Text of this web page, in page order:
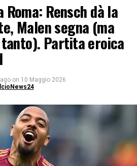
Rensch dà la
Malen segna (ma
Partita eroica
on 10 Maggio 2026